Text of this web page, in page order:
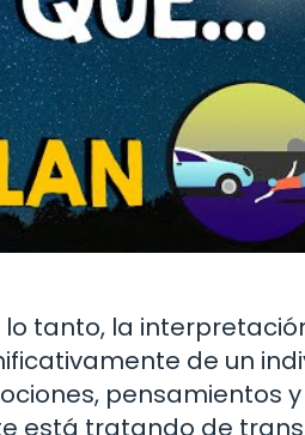
tanto, la
de un
pensamientos
está tratando de